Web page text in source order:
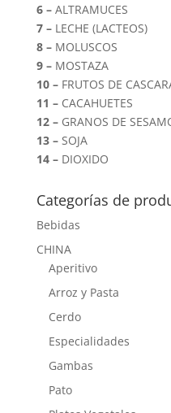
6 –ALTRAMUCES
7 –LECHE (LACTEOS)
8 –MOLUSCOS
9 –MOSTAZA
10 –FRUTOS DE
11 –CACAHUETES
12 –GRANOS DE
13 –SOJA
14 –DIOXIDO
Categorías de
Bebidas
CHINA
Aperitivo
Arroz y Pasta
Cerdo
Especialidades
Gambas
Pato